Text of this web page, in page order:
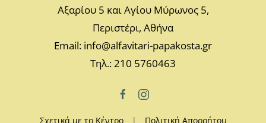
Αξαρίου 5 και Αγίου Μύρωνος 5,
Περιστέρι, Αθήνα
Email: info@alfavitari-papakosta.gr
Τηλ.: 210 5760463
Σχετικά με το Κέντρο| Πολιτική Απορρήτου